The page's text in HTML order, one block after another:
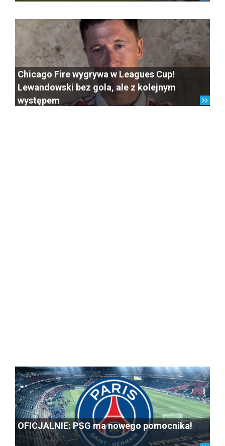
Chicago Fire wygrywa w Leagues Cup!
Lewandowski bez gola, ale z kolejnym
występem
OFICJALNIE: PSG ma nowego pomocnika!